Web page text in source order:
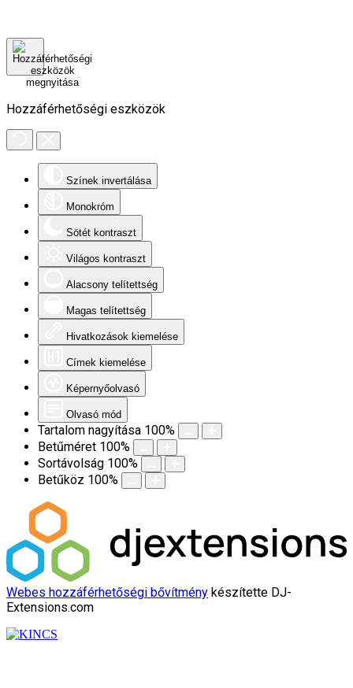
Hozzáférhetőségi eszközök
Színek invertálása
Monokróm
Sötét kontraszt
Világos kontraszt
Alacsony telítettség
Magas telítettség
Hivatkozások kiemelése
Címek kiemelése
Képernyőolvasó
Olvasó mód
Tartalom nagyítása 100%
Betűméret 100%
Sortávolság 100%
Betűköz 100%
Webes hozzáférhetőségi bővítmény készítette DJ-
Extensions.com